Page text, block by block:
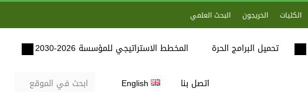
الكليات الخريجون البحث العلمي
تحميل البرامج الحرة المخطط الاستراتيجي للمؤسسة 2026-2030
اتصل بنا English